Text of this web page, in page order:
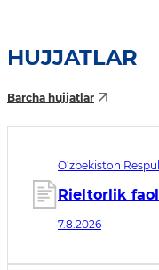
HUJJATLAR
Barcha hujjatlar
O‘zbekiston
Rieltorlik
7.8.2026